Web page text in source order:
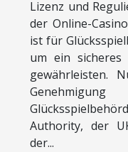
Lizenz und
der Online-
ist für
um ein sicheres
gewährleisten.
Authority, der
der...